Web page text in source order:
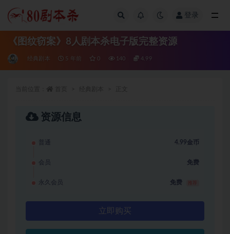
登录
《图纹窃案》8人剧本杀电子版完整资源
经典剧本 5 年前 0 140 4.99
资源信息
普通 4.99金币
会员 免费
永久会员 免费
立即购买